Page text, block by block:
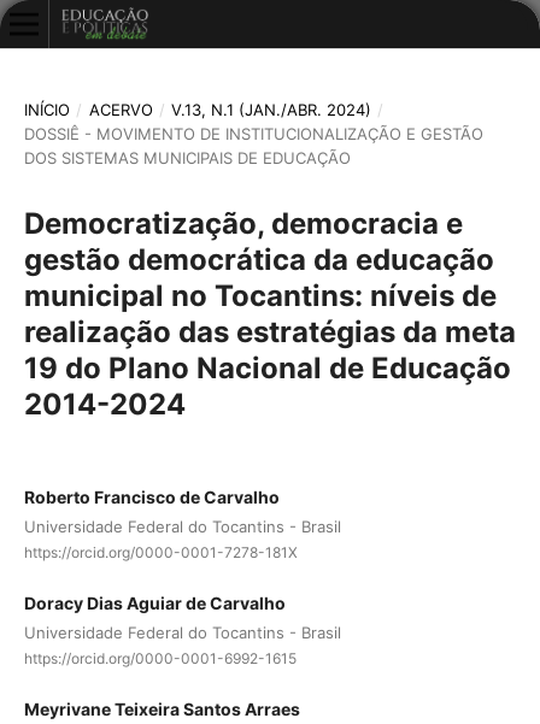
INÍCIO / ACERVO / V.13, N.1 (JAN./ABR. 2024) /
DOSSIÊ - MOVIMENTO DE INSTITUCIONALIZAÇÃO E GESTÃO
DOS SISTEMAS MUNICIPAIS DE EDUCAÇÃO
Democratização, democracia e
gestão democrática da educação
municipal no Tocantins: níveis de
realização das estratégias da meta
19 do Plano Nacional de Educação
2014-2024
Roberto Francisco de Carvalho
Universidade Federal do Tocantins - Brasil
https://orcid.org/0000-0001-7278-181X
Doracy Dias Aguiar de Carvalho
Universidade Federal do Tocantins - Brasil
https://orcid.org/0000-0001-6992-1615
Meyrivane Teixeira Santos Arraes